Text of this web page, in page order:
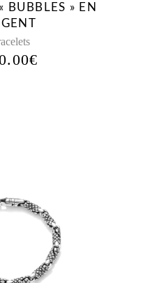
BUBBLES » EN
€